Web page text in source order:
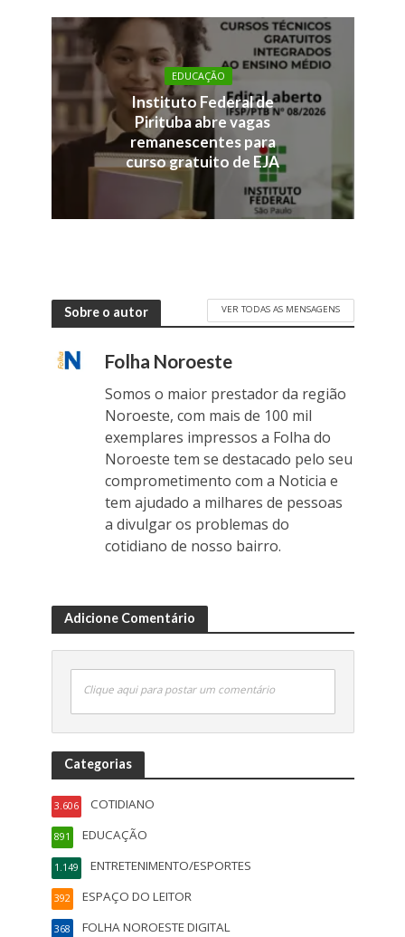
EDUCAÇÃO
Instituto Federal de
Pirituba abre vagas
remanescentes para
curso gratuito de EJA
Sobre o autor VER TODAS AS MENSAGENS
Folha Noroeste
Somos o maior prestador da região
Noroeste, com mais de 100 mil
exemplares impressos a Folha do
Noroeste tem se destacado pelo seu
comprometimento com a Noticia e
tem ajudado a milhares de pessoas
a divulgar os problemas do
cotidiano de nosso bairro.
Adicione Comentário
Clique aqui para postar um comentário
Categorias
COTIDIANO
3.606
EDUCAÇÃO
891
ENTRETENIMENTO/ESPORTES
1.149
ESPAÇO DO LEITOR
392
FOLHA NOROESTE DIGITAL
368